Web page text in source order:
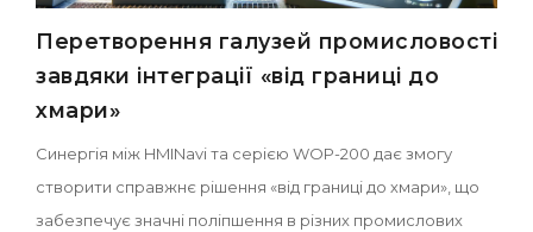
Перетворення галузей промисловості
завдяки інтеграції «від границі до
хмари»
Синергія між HMINavi та серією WOP-200 дає змогу
створити справжнє рішення «від границі до хмари», що
забезпечує значні поліпшення в різних промислових